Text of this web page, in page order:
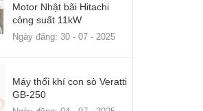
Motor Nhật bãi Hitachi
công suất 11kW
Ngày đăng: 30 - 07 - 2025
Máy thổi khí con sò Veratti
GB-250